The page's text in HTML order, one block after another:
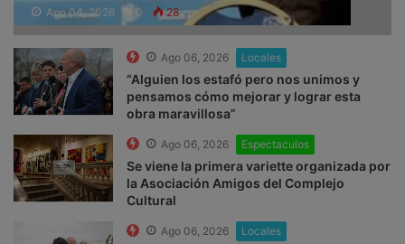
Ago 04, 2026 0 28
Ago 06, 2026 Locales
“Alguien los estafó pero nos unimos y
pensamos cómo mejorar y lograr esta
obra maravillosa”
Ago 06, 2026 Espectaculos
Se viene la primera variette organizada por
la Asociación Amigos del Complejo
Cultural
Ago 06, 2026 Locales